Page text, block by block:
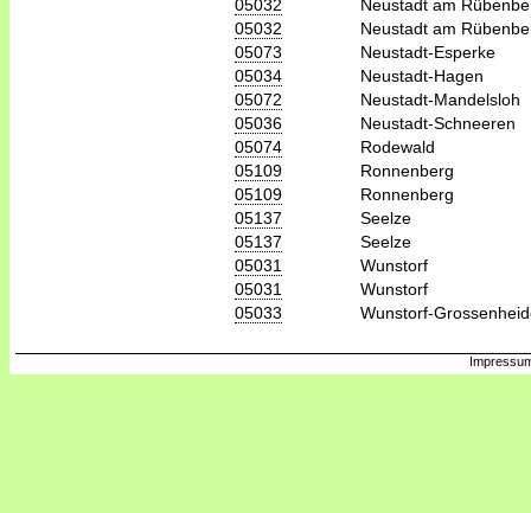
05032
Neustadt am
05032
Neustadt am
05073
Neustadt-Esperke
05034
Neustadt-Hagen
05072
Neustadt-Mandelsloh
05036
Neustadt-Schneeren
05074
Rodewald
05109
Ronnenberg
05109
Ronnenberg
05137
Seelze
05137
Seelze
05031
Wunstorf
05031
Wunstorf
05033
Wunstorf-